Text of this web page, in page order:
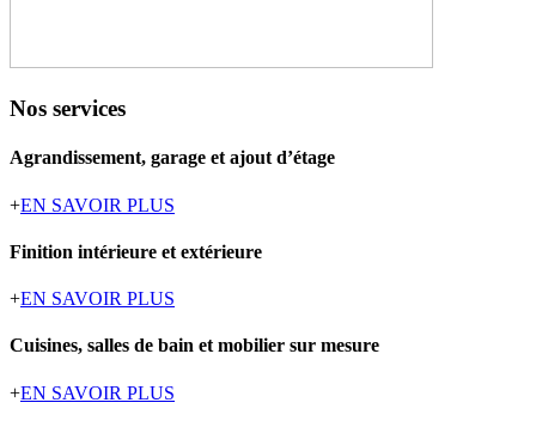
Nos services
Agrandissement, garage et ajout d’étage
+EN SAVOIR PLUS
Finition intérieure et extérieure
+EN SAVOIR PLUS
Cuisines, salles de bain et mobilier sur mesure
+EN SAVOIR PLUS